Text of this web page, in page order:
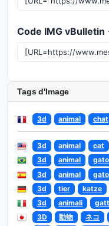
Code IMG vBulletin
Tags d'Image
3d animal chat
3d animal cat
3d
animal gato
3d
animal gato
3d
tier katze
3d
animali
3D
動物 ネコ